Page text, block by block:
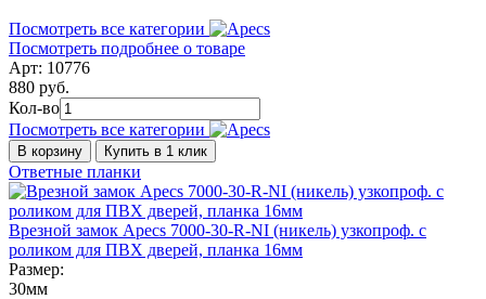
Посмотреть все категории
Посмотреть подробнее о товаре
Арт: 10776
880 руб.
Кол-во
Посмотреть все категории
В корзину Купить в 1 клик
Ответные планки
Врезной замок Apecs 7000-30-R-NI (никель) узкопроф. с
роликом для ПВХ дверей, планка 16мм
Размер:
30мм